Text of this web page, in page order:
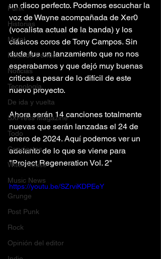
Punk
Historias
Metal
Rock de Fondo
Noticias
Tecnología
De ida y vuelta
SXPress Magazine
Todo
Conciertos
Witch house
Music News
Grunge
Post Punk
Rock
Opinión del editor
un disco perfecto. Podemos escuchar la
voz de Wayne acompañada de Xer0
(vocalista actual de la banda) y los
clásicos coros de Tony Campos. Sin
duda fue un lanzamiento que no nos
esperabamos y que dejó muy buenas
criticas a pesar de lo difícil de este
nuevo proyecto.
Ahora serán 14 canciones totalmente
nuevas que serán lanzadas el 24 de
enero de 2024. Aquí podemos ver un
adelanto de lo que se viene para
"Project Regeneration Vol. 2"
https://youtu.be/SZrviKDPEeY